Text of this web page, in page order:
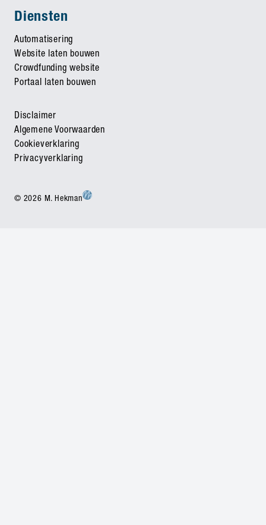
Disclaimer
Algemene Voorwaarden
Cookieverklaring
Privacyverklaring
Diensten
Automatisering
Website laten bouwen
Crowdfunding website
Portaal laten bouwen
© 2026 M. Hekman